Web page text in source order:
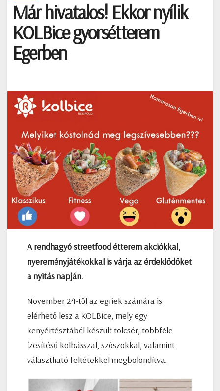
Már hivatalos! Ekkor nyílik
KOLBice gyorsétterem
Egerben
A rendhagyó streetfood étterem akciókkal,
nyereményjátékokkal is várja az érdeklődőket
a nyitás napján.
November 24-től az egriek számára is
elérhető lesz a KOLBice, mely egy
kenyértésztából készült tölcsér, többféle
ízesítésű kolbásszal, szószokkal, valamint
választható feltétekkel megbolondítva.